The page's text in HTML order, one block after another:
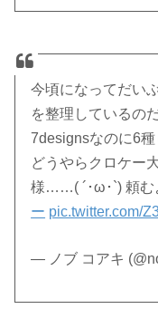
今頃になってだい
を整理しているの
7designsなのに6種
どうやらクロケー
様……( ´･ω･`) 頼む
ー pic.twitter.com/
— ノブ コアキ